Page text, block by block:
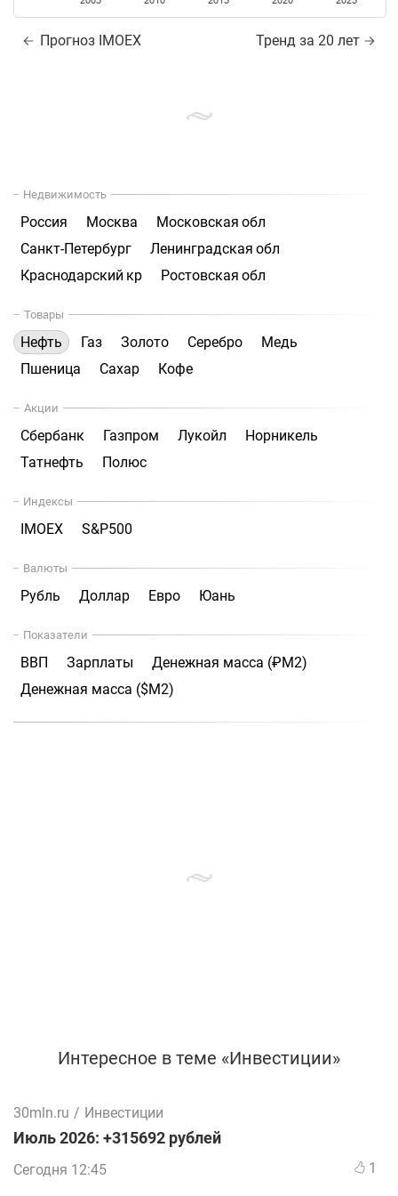
Прогноз IMOEX Тренд за 20 лет
Недвижимость
Россия Москва
Московская обл
Санкт-Петербург
Ленинградская обл
Краснодарский кр
Ростовская обл
Товары
Нефть Газ Золото Серебро
Медь
Пшеница
Сахар Кофе
Акции
Сбербанк Газпром Лукойл
Норникель
Татнефть
Полюс
Индексы
IMOEX S&P500
Валюты
Рубль Доллар Евро Юань
Показатели
ВВП Зарплаты
Денежная масса (₽М2)
Денежная масса ($М2)
Интересное в теме «Инвестиции»
30mln.ru / Инвестиции
Июль 2026: +315692 рублей
Сегодня 12:45 1